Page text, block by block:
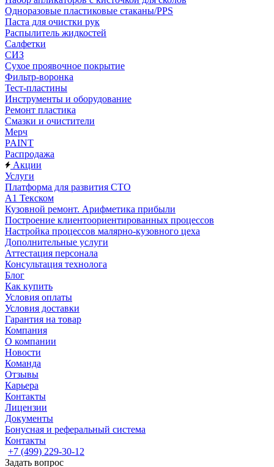
Одноразовые пластиковые стаканы/PPS
Паста для очистки рук
Распылитель жидкостей
Салфетки
СИЗ
Сухое проявочное покрытие
Фильтр-воронка
Тест-пластины
Инструменты и оборудование
Ремонт пластика
Смазки и очистители
Мерч
PAINT
Распродажа
Акции
Услуги
Платформа для развития СТО
А1 Текском
Кузовной ремонт. Арифметика прибыли
Построение клиентоориентированных процессов
Настройка процессов малярно-кузовного цеха
Дополнительные услуги
Аттестация персонала
Консультация технолога
Блог
Как купить
Условия оплаты
Условия доставки
Гарантия на товар
Компания
О компании
Новости
Команда
Отзывы
Карьера
Контакты
Лицензии
Документы
Бонусная и реферальный система
Контакты
+7 (499) 229-30-12
Задать вопрос